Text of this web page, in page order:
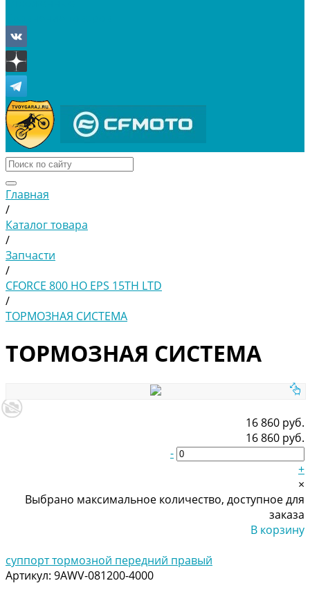
Главная
/
Каталог товара
/
Запчасти
/
CFORCE 800 HO EPS 15TH LTD
/
ТОРМОЗНАЯ СИСТЕМА
ТОРМОЗНАЯ СИСТЕМА
16 860 руб.
16 860 руб.
-
+
×
Выбрано максимальное количество, доступное для
заказа
В корзину
суппорт тормозной передний правый
Артикул: 9AWV-081200-4000